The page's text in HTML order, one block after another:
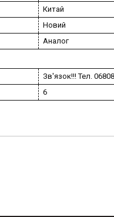
Китай
Новий
Аналог
Зв'язок!!! Тел.
6